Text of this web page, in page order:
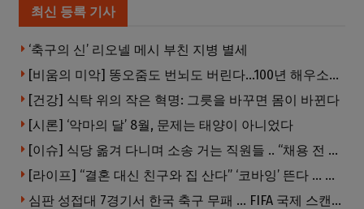
최신 등록 기사
‘축구의 신’ 리오넬 메시 부친 지병 별세
[비움의 미악] 똥오줌도 번뇌도 버린다…100년 해우소의 철학
[건강] 식탁 위의 작은 혁명: 그릇을 바꾸면 몸이 바뀐다
[시론] ‘악마의 달’ 8월, 문제는 태양이 아니었다
[이슈] 식당 옮겨 다니며 소송 거는 직원들 .. “채용 전 반드시 확인해야”
[라이프] “결혼 대신 친구와 집 산다” ‘코바잉’ 뜬다 … 내 집 마련 공식 바뀌었다
심판 성접대 7경기서 한국 축구 무패 … FIFA 국제 스캔들 번지나